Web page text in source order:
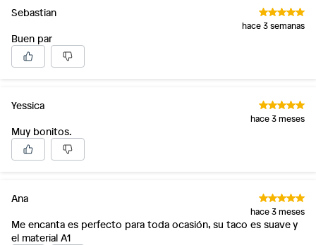
Sebastian
hace 3 semanas
Buen par
Yessica
hace 3 meses
Muy bonitos.
Ana
hace 3 meses
Me encanta es perfecto para toda ocasión, su taco es suave y
el material A1